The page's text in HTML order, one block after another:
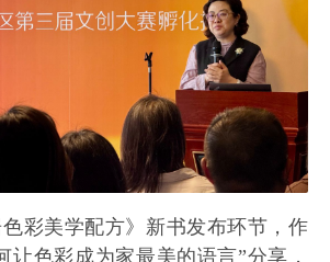
彩美学配方》新书发布环节，作
让色彩成为家最美的语言”分享，